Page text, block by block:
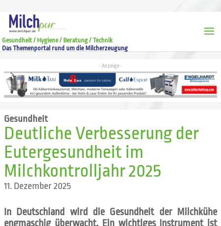
Gesundheit / Hygiene / Beratung / Technik
Das Themenportal rund um die Milcherzeugung
Gesundheit
Deutliche Verbesserung der
Eutergesundheit im
Milchkontrolljahr 2025
11. Dezember 2025
In Deutschland wird die Gesundheit der Milchkühe
engmaschig überwacht. Ein wichtiges Instrument ist